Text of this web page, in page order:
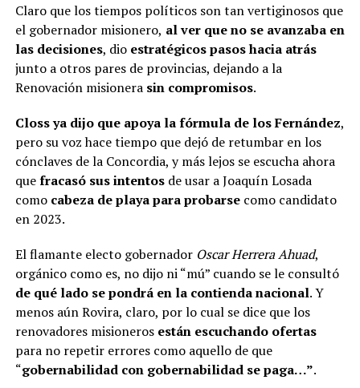
Claro que los tiempos políticos son tan vertiginosos que
el gobernador misionero, al ver que no se avanzaba en
las decisiones, dio estratégicos pasos hacia atrás
junto a otros pares de provincias, dejando a la
Renovación misionera sin compromisos.
Closs ya dijo que apoya la fórmula de los Fernández,
pero su voz hace tiempo que dejó de retumbar en los
cónclaves de la Concordia, y más lejos se escucha ahora
quefracasó sus intentosde usar a Joaquín Losada
como cabeza de playa para probarsecomo candidato
en 2023.
El flamante electo gobernador Oscar Herrera Ahuad,
orgánico como es, no dijo ni “mú” cuando se le consultó
de qué lado se pondrá en la contienda nacional. Y
menos aún Rovira, claro, por lo cual se dice que los
renovadores misioneros están escuchando ofertas
para no repetir errores como aquello de que
“gobernabilidad con gobernabilidad se paga…”.